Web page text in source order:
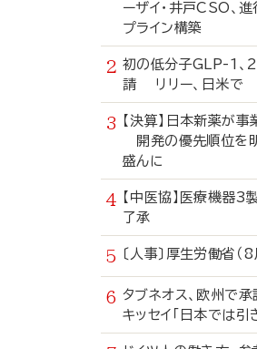
ーザイ・井戸CSO、
プライン構築
初の低分子GLP-1、
請 リリー、日米で
【決算】日本新薬が
開発の優先順位を
盛んに
【中医協】医療機器3
了承
〔人事〕厚生労働省
タブネオス、欧州で
キッセイ「日本では引